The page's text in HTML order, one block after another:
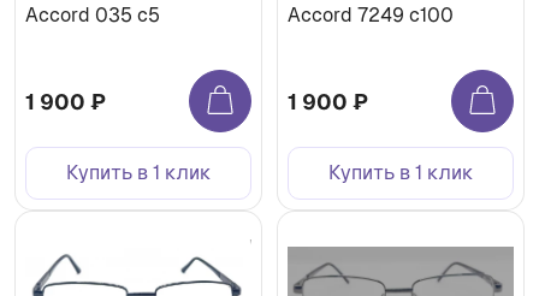
Accord 035 с5
1 900 ₽
Купить в 1 клик
Accord 7249 с100
1 900 ₽
Купить в 1 клик